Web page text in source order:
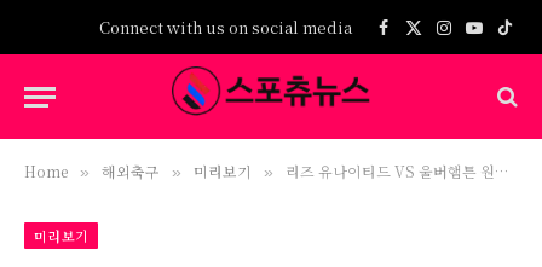
Connect with us on social media Facebook
X
Instagram
Home » 해외축구 » 미리보기 » 리즈 유나이티드 VS 울버햄튼 원더러스 경기예측 – 06/08/22
미리보기